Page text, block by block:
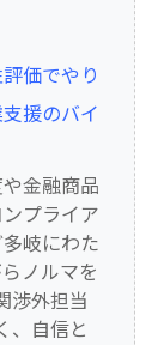
価でやり
援のバイ
金融商品
プライア
岐にわた
ノルマを
渉外担当
、自信と